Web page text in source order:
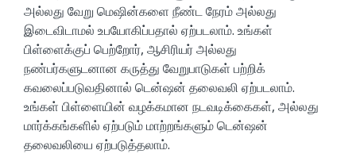
அல்லது வேறு மெஷின்களை நீண்ட நேரம் அல்லது
இடைவிடாமல் உபயோகிப்பதால் ஏற்படலாம். உங்கள்
பிள்ளைக்குப் பெற்றோர், ஆசிரியர் அல்லது
நண்பர்களுடனான கருத்து வேறுபாடுகள் பற்றிக்
கவலைப்படுவதினால் டென்ஷன் தலைவலி ஏற்படலாம்.
உங்கள் பிள்ளையின் வழக்கமான நடவடிக்கைகள், அல்லது
மார்க்கங்களில் ஏற்படும் மாற்றங்களும் டென்ஷன்
தலைவலியை ஏற்படுத்தலாம்.